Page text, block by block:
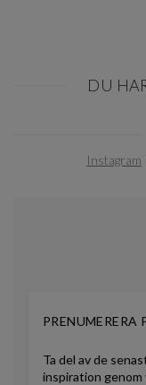
DU
Instagram
PRENUMERERA
Ta del av de
inspiration